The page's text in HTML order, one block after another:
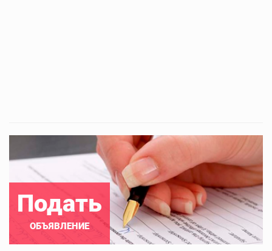
Подать
ОБЪЯВЛЕНИЕ